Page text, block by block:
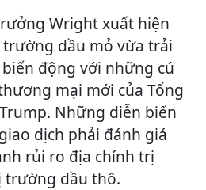
Wright xuất hiện
dầu mỏ vừa trải
động với những cú
mại mới của Tổng
Những diễn biến
dịch phải đánh giá
rủi ro địa chính trị
trường dầu thô.